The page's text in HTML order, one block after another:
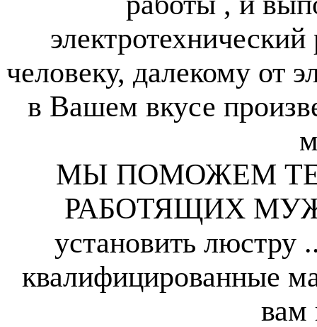
человеку, далекому от
в Вашем вкусе
МЫ ПОМОЖЕМ
РАБОТЯЩИХ
установить
квалифицированные